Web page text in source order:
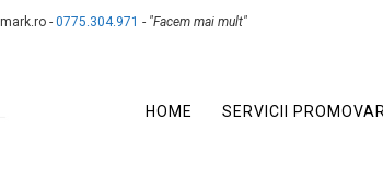
- 0775.304.971 - "Facem mai mult"
HOME SERVICII